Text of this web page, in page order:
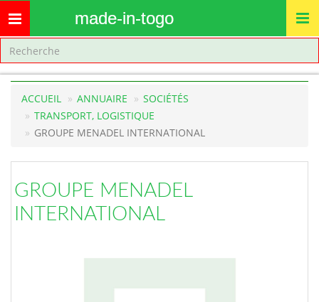
Toggle
navigation
made-in-togo
ACCUEIL ANNUAIRE
SOCIÉTÉS
TRANSPORT, LOGISTIQUE
GROUPE MENADEL INTERNATIONAL
GROUPE MENADEL
INTERNATIONAL